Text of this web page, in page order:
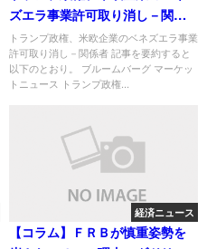
ズエラ事業許可取り消し－関係
者
トランプ政権、米欧企業のベネズエラ事業
許可取り消し－関係者 記事を要約すると
以下のとおり。 ブルームバーグ マーケッ
トニュース トランプ政権...
経済ニュース
【コラム】ＦＲＢが慎重姿勢を